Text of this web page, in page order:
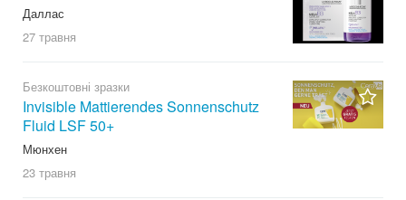
Даллас
27 травня
Безкоштовні зразки
Invisible Mattierendes Sonnenschutz
Fluid LSF 50+
Мюнхен
23 травня